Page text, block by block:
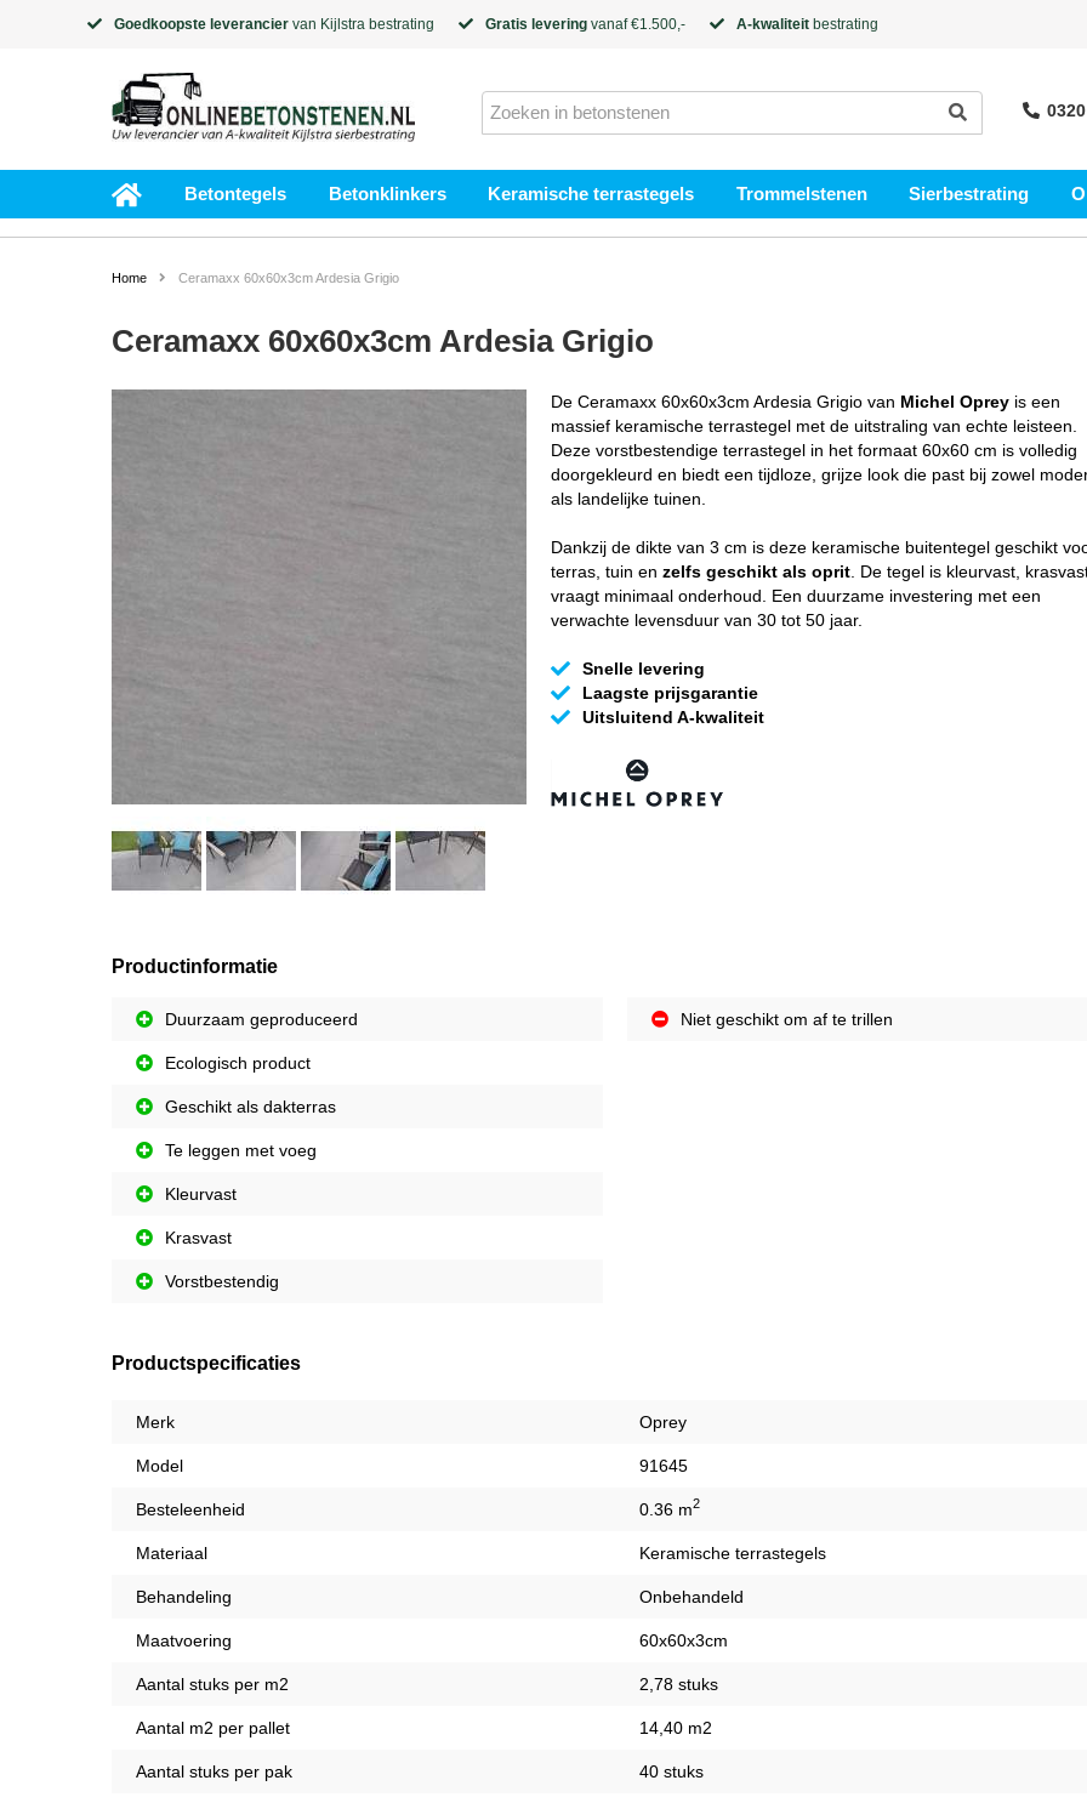
Goedkoopste leverancier van Kijlstra bestrating Gratis levering vanaf €1.500,- A-kwaliteit bestrating
Betontegels Betonklinkers Keramische terrastegels Trommelstenen Sierbestrating
Home Ceramaxx 60x60x3cm Ardesia Grigio
Ceramaxx 60x60x3cm Ardesia Grigio
De Ceramaxx 60x60x3cm Ardesia Grigio van Michel Opreyis een
massief keramische terrastegel met de uitstraling van echte leisteen.
Deze vorstbestendige terrastegel in het formaat 60x60 cm is volledig
doorgekleurd en biedt een tijdloze, grijze look die past bij zowel
als landelijke tuinen.
Dankzij de dikte van 3 cm is deze keramische buitentegel geschikt
terras, tuin en zelfs geschikt als oprit. De tegel is kleurvast,
vraagt minimaal onderhoud. Een duurzame investering met een
verwachte levensduur van 30 tot 50 jaar.
Snelle levering
Laagste prijsgarantie
Uitsluitend A-kwaliteit
Productinformatie
Duurzaam geproduceerd
Ecologisch product
Geschikt als dakterras
Te leggen met voeg
Kleurvast
Krasvast
Vorstbestendig
Niet geschikt om af te trillen
Productspecificaties
Merk Oprey
Model 91645
Besteleenheid 0.36 m2
Materiaal Keramische terrastegels
Behandeling Onbehandeld
Maatvoering 60x60x3cm
Aantal stuks per m2 2,78 stuks
Aantal m2 per pallet 14,40 m2
Aantal stuks per pak 40 stuks